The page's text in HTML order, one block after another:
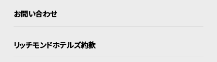
お問い合わせ
リッチモンドホテルズ約款